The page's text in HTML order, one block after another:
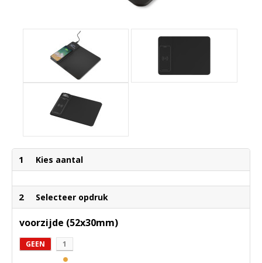
1 Kies aantal
2 Selecteer opdruk
voorzijde (52x30mm)
GEEN 1